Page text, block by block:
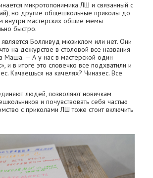
микротопонимика ЛШ и связанный с
но другие общешкольные приколы до
внутри мастерских общие мемы
быстро.
Болливуд мюзиклом или нет. Они
на дежурстве в столовой все названия
Маша. — А у нас в мастерской один
и в итоге это словечко все подхватили и
Качаешься на качелях? Чиназес. Все
людей, позволяют новичкам
и почувствовать себя частью
с приколами ЛШ тоже стоит включить